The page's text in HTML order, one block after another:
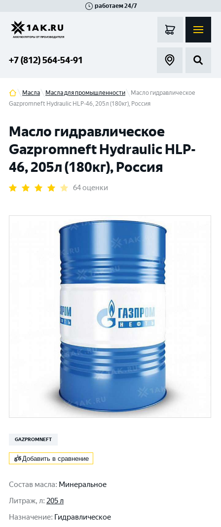
работаем 24/7
+7 (812) 564-54-91
Масла Масла для промышленности
Масло гидравлическое
Gazpromneft Hydraulic HLP-46, 205л (180кг), Россия
Масло гидравлическое
Gazpromneft Hydraulic HLP-
46, 205л (180кг), Россия
64 оценки
GAZPROMNEFT
Добавить в сравнение
Состав масла: Минеральное
Литраж, л: 205 л
Назначение: Гидравлическое
Гатчина